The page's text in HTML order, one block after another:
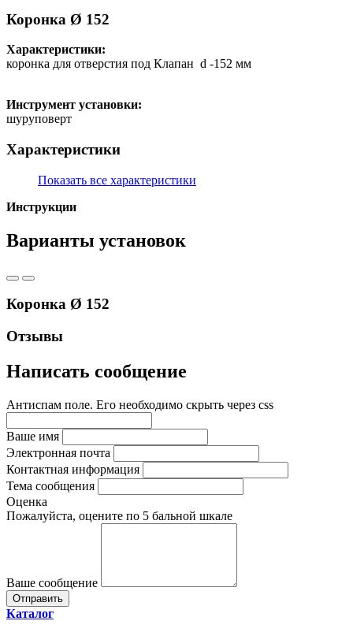
Коронка Ø 152
Характеристики:
коронка для отверстия под Клапан d -152 мм
Инструмент установки:
шуруповерт
Характеристики
Показать все характеристики
Инструкции
Варианты установок
Коронка Ø 152
Отзывы
Написать сообщение
Антиспам поле. Его необходимо скрыть через css
Ваше имя
Электронная почта
Контактная информация
Тема сообщения
Оценка
Пожалуйста, оцените по 5 бальной шкале
Ваше сообщение
Каталог